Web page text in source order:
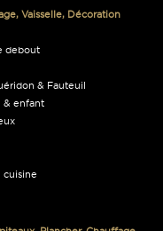
Vaisselle, Décoration
debout
& Fauteuil
& enfant
cuisine